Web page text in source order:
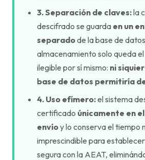
3. Separación de claves:la
descifrado se guarda en un
separadode la base de
almacenamiento solo queda
ilegible por sí mismo: ni
base de datos permitiría
4. Uso efímero:el sistema
certificado únicamente en
envíoy lo conserva el tiempo
imprescindible para
segura con la AEAT,